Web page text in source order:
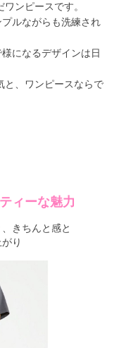
ンピースです。
ルながらも洗練され
になるデザインは日
と、ワンピースならで
ィーな魅力
きちんと感と
り